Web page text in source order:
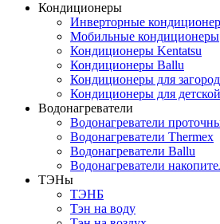
Кондиционеры
Инверторные
Мобильные кондиционеры
Кондиционеры Kentatsu
Кондиционеры Ballu
Кондиционеры для
Кондиционеры для
Водонагреватели
Водонагреватели
Водонагреватели Thermex
Водонагреватели Ballu
Водонагреватели
ТЭНы
ТЭНБ
Тэн на воду